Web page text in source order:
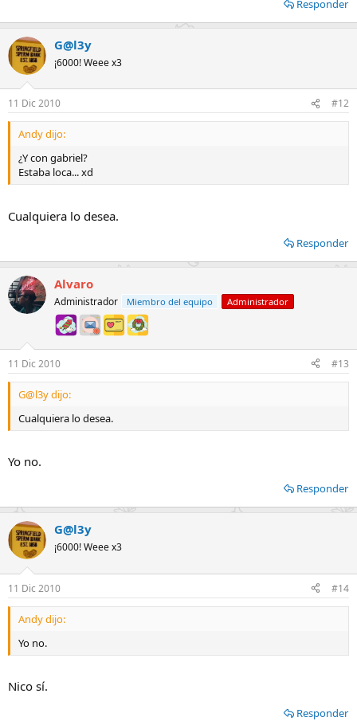
Responder
G@l3y
¡6000! Weee x3
11 Dic 2010 #12
Andy dijo:
¿Y con gabriel?
Estaba loca... xd
Cualquiera lo desea.
Responder
Alvaro
Administrador Miembro del equipo Administrador
11 Dic 2010 #13
G@l3y dijo:
Cualquiera lo desea.
Yo no.
Responder
G@l3y
¡6000! Weee x3
11 Dic 2010 #14
Andy dijo:
Yo no.
Nico sí.
Responder